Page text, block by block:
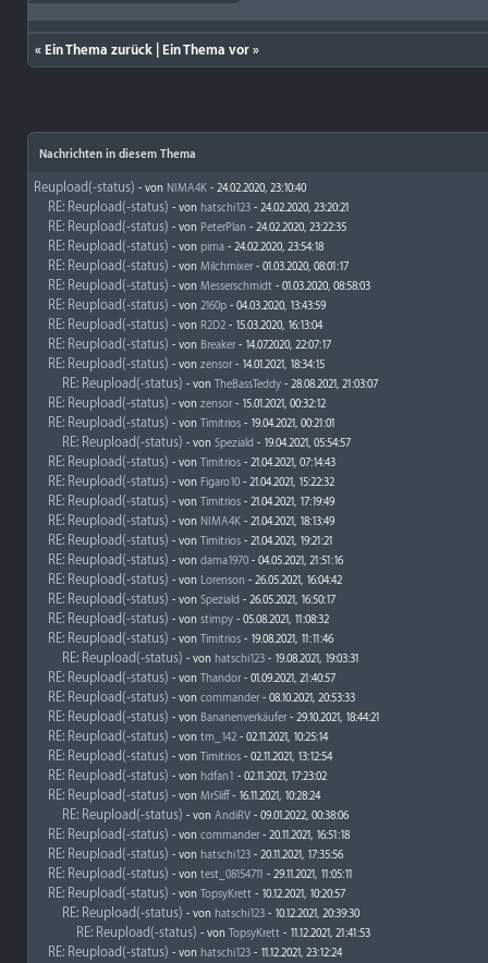
« Ein Thema zurück Ein Thema vor »
Nachrichten in diesem Thema
Reupload(-status) - von NIMA4K - 24.02.2020, 23:10:40
RE: Reupload(-status) - von hatschi123 - 24.02.2020, 23:20:21
RE: Reupload(-status) - von PeterPlan - 24.02.2020, 23:22:35
RE: Reupload(-status) - von pima - 24.02.2020, 23:54:18
RE: Reupload(-status) - von Milchmixer- 01.03.2020, 08:01:17
RE: Reupload(-status) - von Messerschmidt - 01.03.2020, 08:58:03
RE: Reupload(-status) - von 2160p - 04.03.2020, 13:43:59
RE: Reupload(-status) - von R2D2 - 15.03.2020, 16:13:04
RE: Reupload(-status) - von Breaker- 14.07.2020, 22:07:17
RE: Reupload(-status) - von zensor- 14.01.2021, 18:34:15
RE: Reupload(-status) - von TheBassTeddy - 28.08.2021, 21:03:07
RE: Reupload(-status) - von zensor- 15.01.2021, 00:32:12
RE: Reupload(-status) - von Timitrios - 19.04.2021, 00:21:01
RE: Reupload(-status) - von Speziald - 19.04.2021, 05:54:57
RE: Reupload(-status) - von Timitrios - 21.04.2021, 07:14:43
RE: Reupload(-status) - von Figaro10 - 21.04.2021, 15:22:32
RE: Reupload(-status) - von Timitrios - 21.04.2021, 17:19:49
RE: Reupload(-status) - von NIMA4K - 21.04.2021, 18:13:49
RE: Reupload(-status) - von Timitrios - 21.04.2021, 19:21:21
RE: Reupload(-status) - von dama1970 - 04.05.2021, 21:51:16
RE: Reupload(-status) - von Lorenson - 26.05.2021, 16:04:42
RE: Reupload(-status) - von Speziald - 26.05.2021, 16:50:17
RE: Reupload(-status) - von stimpy - 05.08.2021, 11:08:32
RE: Reupload(-status) - von Timitrios - 19.08.2021, 11:11:46
RE: Reupload(-status) - von hatschi123 - 19.08.2021, 19:03:31
RE: Reupload(-status) - von Thandor- 01.09.2021, 21:40:57
RE: Reupload(-status) - von commander- 08.10.2021, 20:53:33
RE: Reupload(-status) - von Bananenverkäufer- 29.10.2021, 18:44:21
RE: Reupload(-status) - von tm_142 - 02.11.2021, 10:25:14
RE: Reupload(-status) - von Timitrios - 02.11.2021, 13:12:54
RE: Reupload(-status) - von hdfan1 - 02.11.2021, 17:23:02
RE: Reupload(-status) - von MrSliff- 16.11.2021, 10:28:24
RE: Reupload(-status) - von AndiRV - 09.01.2022, 00:38:06
RE: Reupload(-status) - von commander- 20.11.2021, 16:51:18
RE: Reupload(-status) - von hatschi123 - 20.11.2021, 17:35:56
RE: Reupload(-status) - von test_08154711 - 29.11.2021, 11:05:11
RE: Reupload(-status) - von TopsyKrett - 10.12.2021, 10:20:57
RE: Reupload(-status) - von hatschi123 - 10.12.2021, 20:39:30
RE: Reupload(-status) - von TopsyKrett - 11.12.2021, 21:41:53
RE: Reupload(-status) - von hatschi123 - 11.12.2021, 23:12:24